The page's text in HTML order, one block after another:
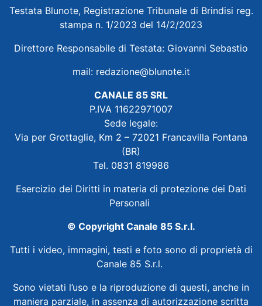
Testata Blunote, Registrazione Tribunale di Brindisi reg.
stampa n. 1/2023 del 14/2/2023
Direttore Responsabile di Testata: Giovanni Sebastio
mail: redazione@blunote.it
CANALE 85 SRL
P.IVA 11622971007
Sede legale:
Via per Grottaglie, Km 2 – 72021 Francavilla Fontana
(BR)
Tel. 0831 819986
Esercizio dei Diritti in materia di protezione dei Dati
Personali
© Copyright Canale 85 S.r.l.
Tutti i video, immagini, testi e foto sono di proprietà di
Canale 85 S.r.l.
Sono vietati l’uso e la riproduzione di questi, anche in
maniera parziale, in assenza di autorizzazione scritta